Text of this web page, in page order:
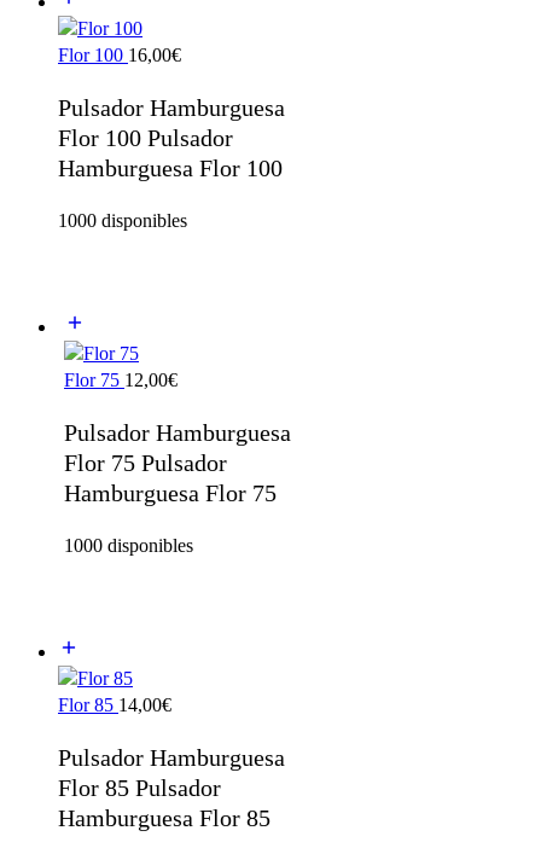
Flor 100 16,00€
Pulsador Hamburguesa
Flor 100 Pulsador
Hamburguesa Flor 100
1000 disponibles
Flor 75 12,00€
Pulsador Hamburguesa
Flor 75 Pulsador
Hamburguesa Flor 75
1000 disponibles
Flor 85 14,00€
Pulsador Hamburguesa
Flor 85 Pulsador
Hamburguesa Flor 85